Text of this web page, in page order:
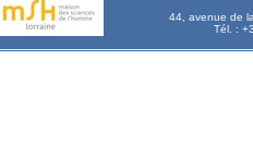
44, avenue de
Tél. :